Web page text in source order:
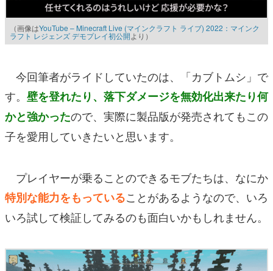
（画像はYouTube – Minecraft Live (マインクラフト ライブ) 2022：マインク
ラフト レジェンズ デモプレイ初公開より）
今回筆者がライドしていたのは、「カブトムシ」で
す。 壁を登れたり、落下ダメージを無効化出来たり何
かと強かったので、実際に製品版が発売されてもこの
子を愛用していきたいと思います。
プレイヤーが乗ることのできるモブたちは、なにか
特別な能力をもっていることがあるようなので、いろ
いろ試して検証してみるのも面白いかもしれません。